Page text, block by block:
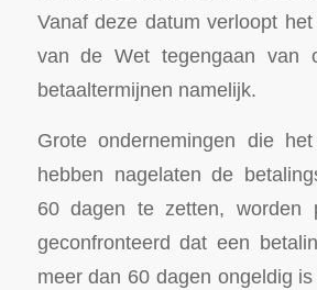
Vanaf deze datum verloopt
van de Wet tegengaan van
betaaltermijnen namelijk.
Grote ondernemingen die
hebben nagelaten de
60 dagen te zetten, worden
geconfronteerd dat een
meer dan 60 dagen ongeldig